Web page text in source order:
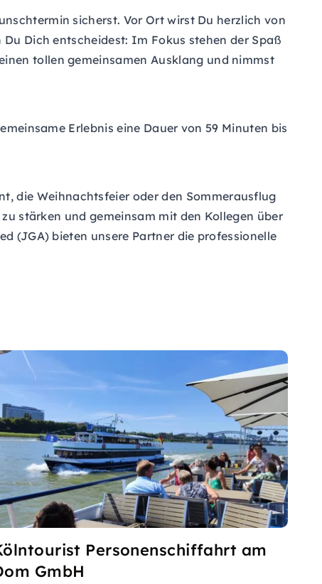
sicherst. Vor Ort wirst Du herzlich von
Dich entscheidest: Im Fokus stehen der Spaß
tollen gemeinsamen Ausklang und nimmst
Erlebnis eine Dauer von 59 Minuten bis
die Weihnachtsfeier oder den Sommerausflug
stärken und gemeinsam mit den Kollegen über
(JGA) bieten unsere Partner die professionelle
Personenschiffahrt am
GmbH